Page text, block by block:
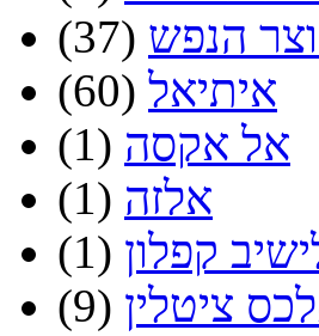
הנפש (37)
איתיאל (60)
אל אקסה (1)
אלזה (1)
קפלון (1)
ציטלין (9)